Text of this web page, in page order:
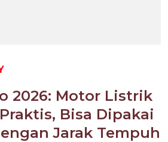
2026: Motor Listrik
Bisa Dipakai
Jarak Tempuh